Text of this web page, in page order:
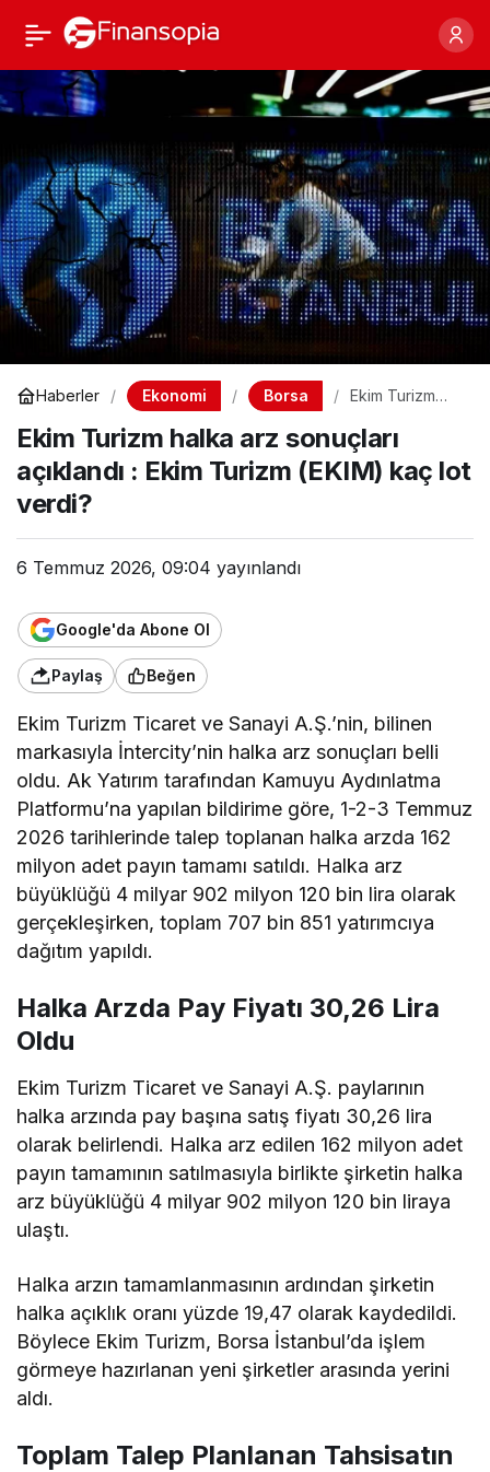
Haberler Ekonomi Borsa
Ekim Turizm
sonuçları
açıklandı : Ekim
Turizm (EKIM)
kaç lot verdi?
Ekim Turizm halka arz sonuçları
açıklandı : Ekim Turizm (EKIM) kaç lot
verdi?
6 Temmuz 2026, 09:04 yayınlandı
Google'da Abone Ol
Paylaş Beğen
Ekim Turizm Ticaret ve Sanayi A.Ş.’nin, bilinen
markasıyla İntercity’nin halka arz sonuçları belli
oldu. Ak Yatırım tarafından Kamuyu Aydınlatma
Platformu’na yapılan bildirime göre, 1-2-3 Temmuz
2026 tarihlerinde talep toplanan halka arzda 162
milyon adet payın tamamı satıldı. Halka arz
büyüklüğü 4 milyar 902 milyon 120 bin lira olarak
gerçekleşirken, toplam 707 bin 851 yatırımcıya
dağıtım yapıldı.
Halka Arzda Pay Fiyatı 30,26 Lira
Oldu
Ekim Turizm Ticaret ve Sanayi A.Ş. paylarının
halka arzında pay başına satış fiyatı 30,26 lira
olarak belirlendi. Halka arz edilen 162 milyon adet
payın tamamının satılmasıyla birlikte şirketin halka
arz büyüklüğü 4 milyar 902 milyon 120 bin liraya
ulaştı.
Halka arzın tamamlanmasının ardından şirketin
halka açıklık oranı yüzde 19,47 olarak kaydedildi.
Böylece Ekim Turizm, Borsa İstanbul’da işlem
görmeye hazırlanan yeni şirketler arasında yerini
aldı.
Toplam Talep Planlanan Tahsisatın
Ekim Turizm halka arz
sonuçları açıklandı :
Ekim Turizm (EKIM) kaç
lot verdi?
Paylaş